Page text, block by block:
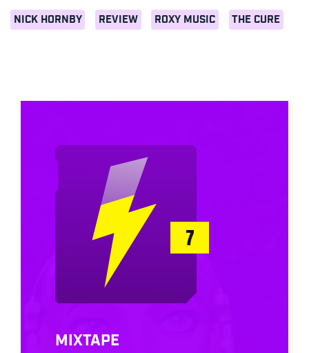
NICK HORNBY REVIEW ROXY MUSIC THE CURE
7
MIXTAPE